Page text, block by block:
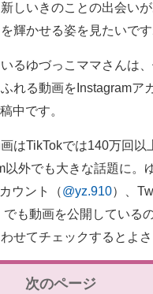
しいきのことの出会いが
輝かせる姿を見たいです
るゆづっこママさんは
れる動画をInstagramア
中です。
はTikTokでは140万回以
以外でも大きな話題に。
ウント（@yz.910）、
でも動画を公開している
せてチェックするとよさ